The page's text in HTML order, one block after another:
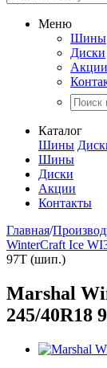
Меню
Шины
Диски
Акции
Каталог
Шины
Шины
Диски
Акции
Контакты
Главная/
WinterCraft Ice
97T (шип.)
Marshal
245/40R18